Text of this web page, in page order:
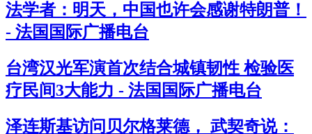
法学者：明天，中国也许会感谢特朗普！
- 法国国际广播电台
台湾汉光军演首次结合城镇韧性 检验医
疗民间3大能力 - 法国国际广播电台
泽连斯基访问贝尔格莱德， 武契奇说：